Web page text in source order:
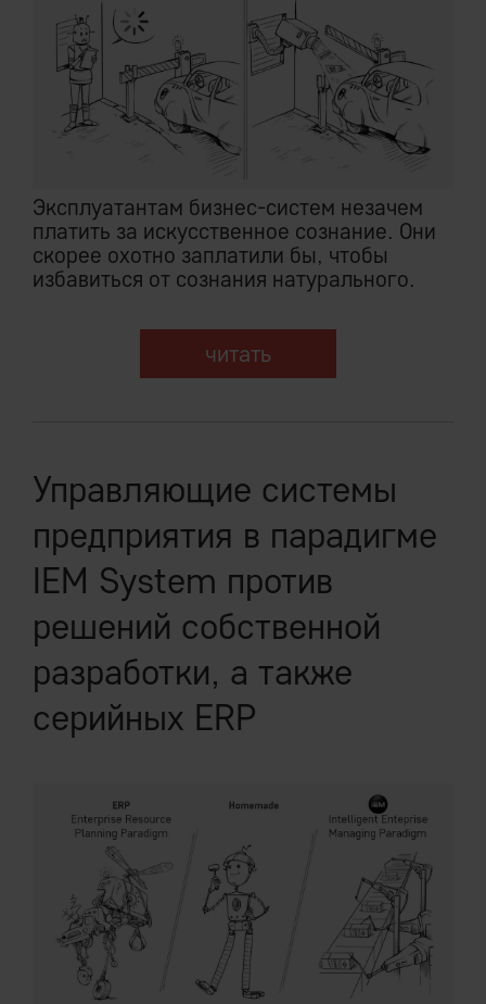
Эксплуатантам бизнес-систем незачем
платить за искусственное сознание. Они
скорее охотно заплатили бы, чтобы
избавиться от сознания натурального.
читать
Управляющие системы
предприятия в парадигме
IEM System против
решений собственной
разработки, а также
серийных ERP